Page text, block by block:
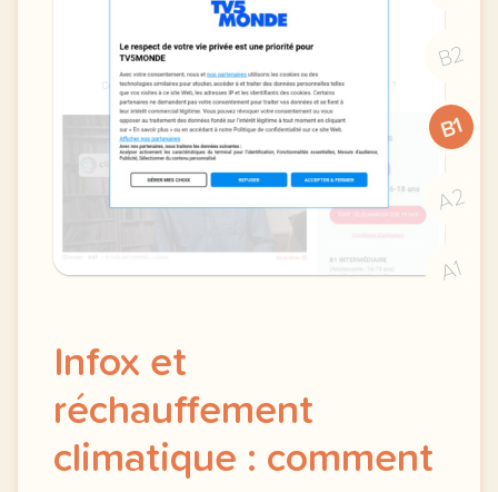
B2
B1
A2
A1
Infox et
réchauffement
climatique : comment